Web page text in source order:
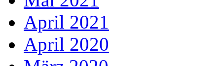
April 2021
April 2020